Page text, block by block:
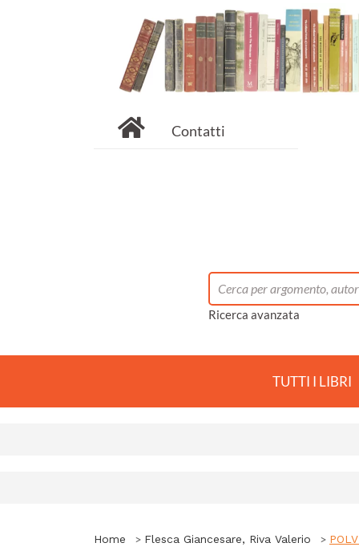
Contatti
Ricerca avanzata
TUTTI I LIBRI
Home Flesca Giancesare, Riva Valerio